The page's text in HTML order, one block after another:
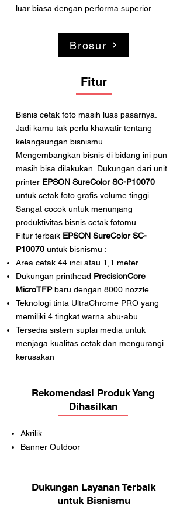
luar biasa dengan performa superior.
Brosur
Fitur
Bisnis cetak foto masih luas pasarnya.
Jadi kamu tak perlu khawatir tentang
kelangsungan bisnismu.
Mengembangkan bisnis di bidang ini pun
masih bisa dilakukan. Dukungan dari unit
printer EPSON SureColor SC-P10070
untuk cetak foto grafis volume tinggi.
Sangat cocok untuk menunjang
produktivitas bisnis cetak fotomu.
Fitur terbaik EPSON SureColor SC-
P10070 untuk bisnismu :
Area cetak 44 inci atau 1,1 meter
Dukungan printhead PrecisionCore
MicroTFPbaru dengan 8000 nozzle
Teknologi tinta UltraChrome PRO yang
memiliki 4 tingkat warna abu-abu
Tersedia sistem suplai media untuk
menjaga kualitas cetak dan mengurangi
kerusakan
Rekomendasi Produk Yang
Dihasilkan
Akrilik
Banner Outdoor
Dukungan Layanan Terbaik
untuk Bisnismu